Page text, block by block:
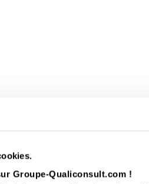
Groupe-Qualiconsult.com !